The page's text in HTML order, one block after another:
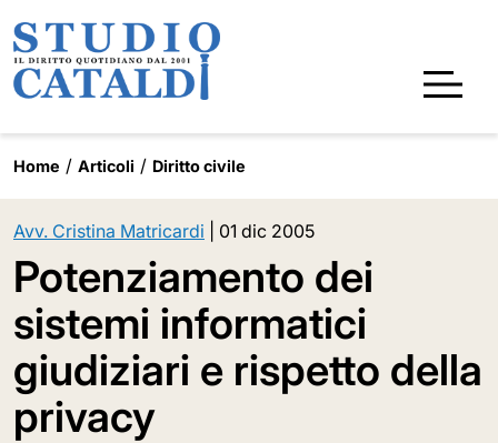
Home Articoli Diritto civile
Avv. Cristina Matricardi 01 dic 2005
Potenziamento dei
sistemi informatici
giudiziari e rispetto della
privacy